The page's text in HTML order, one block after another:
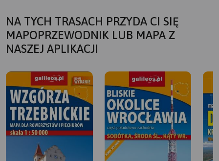
NA TYCH TRASACH PRZYDA CI SIĘ
MAPOPRZEWODNIK LUB MAPA Z
NASZEJ APLIKACJI